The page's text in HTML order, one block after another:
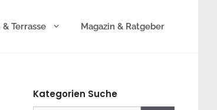
Terrasse Magazin & Ratgeber
Kategorien Suche